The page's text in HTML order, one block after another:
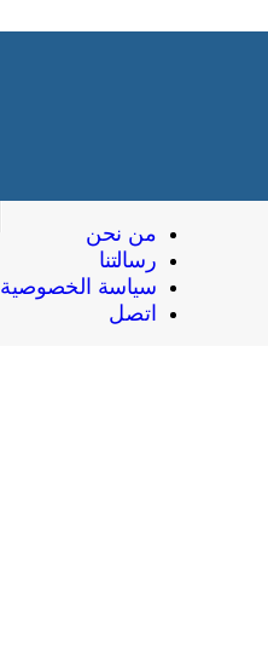
من نحن
رسالتنا
سياسة الخصوصية
اتصل